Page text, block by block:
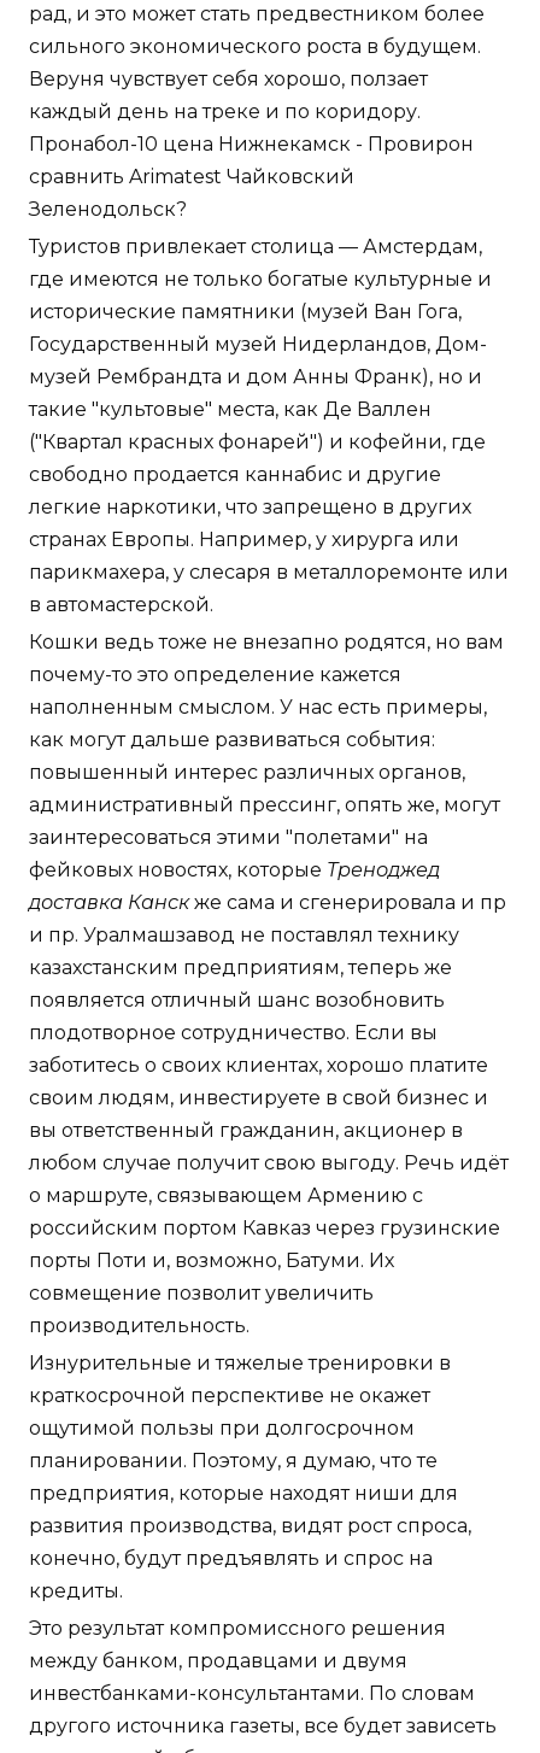
рад, и это может стать предвестником более
сильного экономического роста в будущем.
Веруня чувствует себя хорошо, ползает
каждый день на треке и по коридору.
Пронабол-10 цена Нижнекамск - Провирон
сравнить Arimatest Чайковский
Зеленодольск?
Туристов привлекает столица — Амстердам,
где имеются не только богатые культурные и
исторические памятники (музей Ван Гога,
Государственный музей Нидерландов, Дом-
музей Рембрандта и дом Анны Франк), но и
такие "культовые" места, как Де Валлен
("Квартал красных фонарей") и кофейни, где
свободно продается каннабис и другие
легкие наркотики, что запрещено в других
странах Европы. Например, у хирурга или
парикмахера, у слесаря в металлоремонте или
в автомастерской.
Кошки ведь тоже не внезапно родятся, но вам
почему-то это определение кажется
наполненным смыслом. У нас есть примеры,
как могут дальше развиваться события:
повышенный интерес различных органов,
административный прессинг, опять же, могут
заинтересоваться этими "полетами" на
фейковых новостях, которые Треноджед
доставка Канскже сама и сгенерировала и пр
и пр. Уралмашзавод не поставлял технику
казахстанским предприятиям, теперь же
появляется отличный шанс возобновить
плодотворное сотрудничество. Если вы
заботитесь о своих клиентах, хорошо платите
своим людям, инвестируете в свой бизнес и
вы ответственный гражданин, акционер в
любом случае получит свою выгоду. Речь идёт
о маршруте, связывающем Армению с
российским портом Кавказ через грузинские
порты Поти и, возможно, Батуми. Их
совмещение позволит увеличить
производительность.
Изнурительные и тяжелые тренировки в
краткосрочной перспективе не окажет
ощутимой пользы при долгосрочном
планировании. Поэтому, я думаю, что те
предприятия, которые находят ниши для
развития производства, видят рост спроса,
конечно, будут предъявлять и спрос на
кредиты.
Это результат компромиссного решения
между банком, продавцами и двумя
инвестбанками-консультантами. По словам
другого источника газеты, все будет зависеть